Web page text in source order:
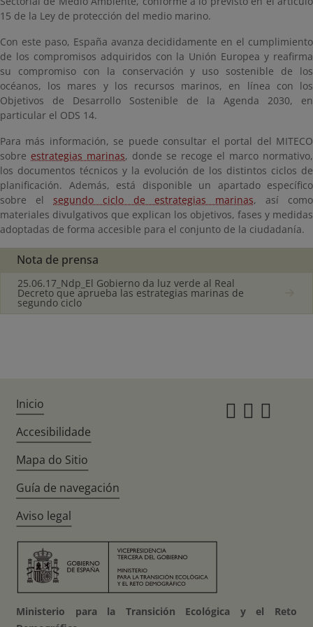
15 de la Ley de protección del medio marino.
Con este paso, España avanza decididamente en el cumplimiento
de los compromisos adquiridos con la Unión Europea y reafirma
su compromiso con la conservación y uso sostenible de los
océanos, los mares y los recursos marinos, en línea con los
Objetivos de Desarrollo Sostenible de la Agenda 2030, en
particular el ODS 14.
Para más información, se puede consultar el portal del MITECO
sobre estrategias marinas, donde se recoge el marco normativo,
los documentos técnicos y la evolución de los distintos ciclos de
planificación. Además, está disponible un apartado específico
sobre el segundo ciclo de estrategias marinas, así como
materiales divulgativos que explican los objetivos, fases y medidas
adoptadas de forma accesible para el conjunto de la ciudadanía.
Nota de prensa
25.06.17_Ndp_El Gobierno da luz verde al Real
Decreto que aprueba las estrategias marinas de
segundo ciclo
Inicio
Accesibilidade
Mapa do Sitio
Guía de navegación
Aviso legal
Ministerio para la Transición Ecológica y el Reto